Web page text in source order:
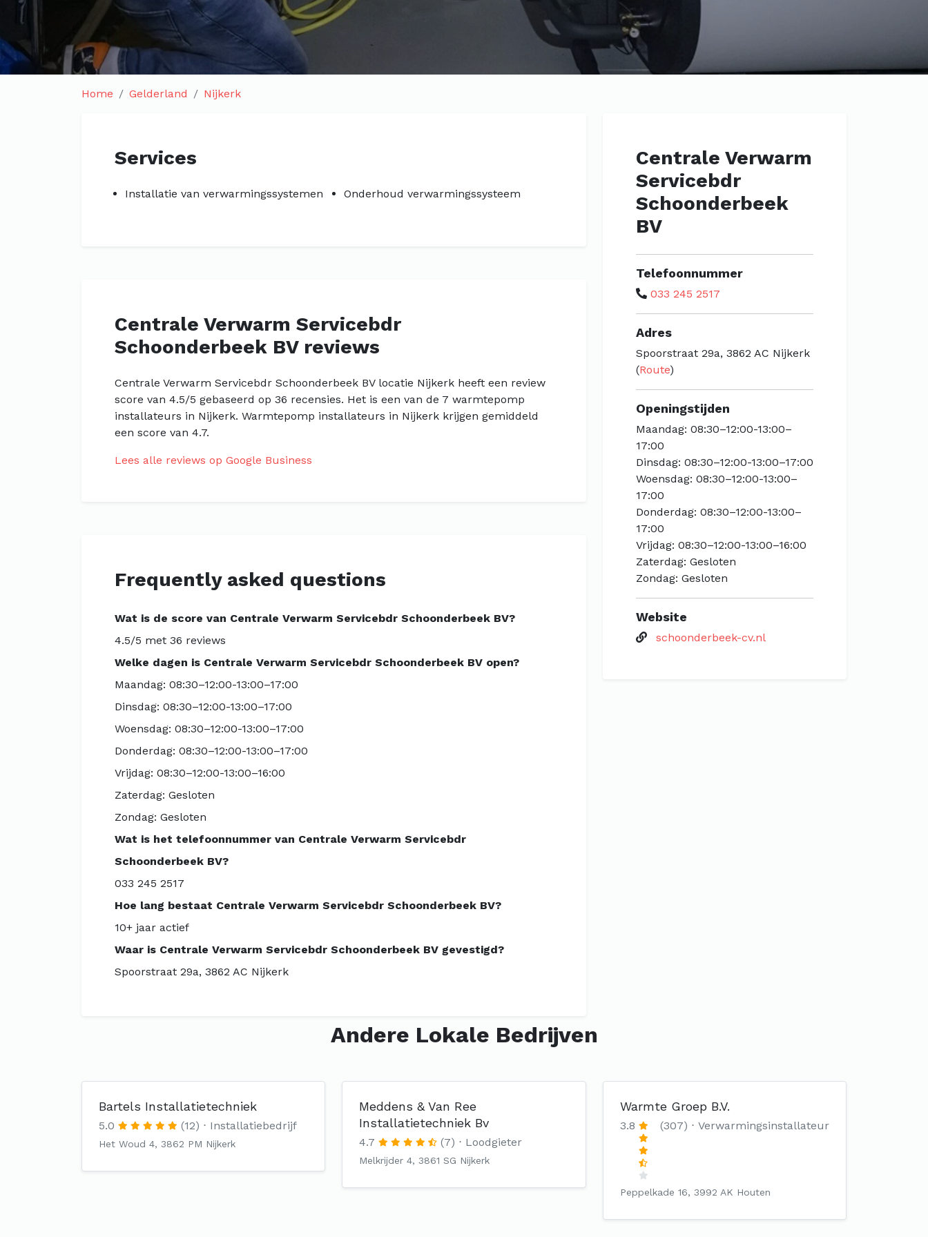
Home Gelderland Nijkerk
Services
Installatie van verwarmingssystemen Onderhoud verwarmingssysteem
Centrale Verwarm Servicebdr
Schoonderbeek BV reviews
Centrale Verwarm Servicebdr Schoonderbeek BV locatie Nijkerk heeft een review
score van 4.5/5 gebaseerd op 36 recensies. Het is een van de 7 warmtepomp
installateurs in Nijkerk. Warmtepomp installateurs in Nijkerk krijgen gemiddeld
een score van 4.7.
Lees alle reviews op Google Business
Frequently asked questions
Wat is de score van Centrale Verwarm Servicebdr Schoonderbeek BV?
4.5/5 met 36 reviews
Welke dagen is Centrale Verwarm Servicebdr Schoonderbeek BV open?
Maandag: 08:30–12:00-13:00–17:00
Dinsdag: 08:30–12:00-13:00–17:00
Woensdag: 08:30–12:00-13:00–17:00
Donderdag: 08:30–12:00-13:00–17:00
Vrijdag: 08:30–12:00-13:00–16:00
Zaterdag: Gesloten
Zondag: Gesloten
Wat is het telefoonnummer van Centrale Verwarm Servicebdr
Schoonderbeek BV?
033 245 2517
Hoe lang bestaat Centrale Verwarm Servicebdr Schoonderbeek BV?
10+ jaar actief
Waar is Centrale Verwarm Servicebdr Schoonderbeek BV gevestigd?
Spoorstraat 29a, 3862 AC Nijkerk
Centrale Verwarm
Servicebdr
Schoonderbeek
BV
Telefoonnummer
033 245 2517
Adres
Spoorstraat 29a, 3862 AC Nijkerk
(Route)
Openingstijden
Maandag: 08:30–12:00-13:00–
17:00
Dinsdag: 08:30–12:00-13:00–17:00
Woensdag: 08:30–12:00-13:00–
17:00
Donderdag: 08:30–12:00-13:00–
17:00
Vrijdag: 08:30–12:00-13:00–16:00
Zaterdag: Gesloten
Zondag: Gesloten
Website
schoonderbeek-cv.nl
Andere Lokale Bedrijven
Bartels Installatietechniek
5.0 (12) Installatiebedrijf
Het Woud 4, 3862 PM Nijkerk
Meddens & Van Ree
Installatietechniek Bv
4.7 (7) Loodgieter
Melkrijder 4, 3861 SG Nijkerk
Warmte Groep B.V.
3.8 (307) Verwarmingsinstallateur
Peppelkade 16, 3992 AK Houten